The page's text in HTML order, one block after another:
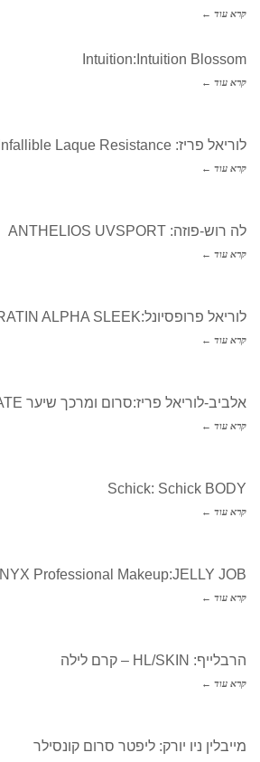
קרא עוד ←
Intuition:Intuition Blossom
קרא עוד ←
לוריאל פריז: Infallible Laque Resistance
קרא עוד ←
לה רוש-פוזה: ANTHELIOS UVSPORT
קרא עוד ←
לוריאל פרופסיונל:KERATIN ALPHA SLEEK
קרא עוד ←
אלביב-לוריאל פריז:סרום ומרכך שיער ULTIMATE
קרא עוד ←
Schick: Schick BODY
קרא עוד ←
NYX Professional Makeup:JELLY JOB
קרא עוד ←
הרבלייף: HL/SKIN – קרם לילה
קרא עוד ←
מייבלין ניו יורק: ליפטר סרום קונסילר